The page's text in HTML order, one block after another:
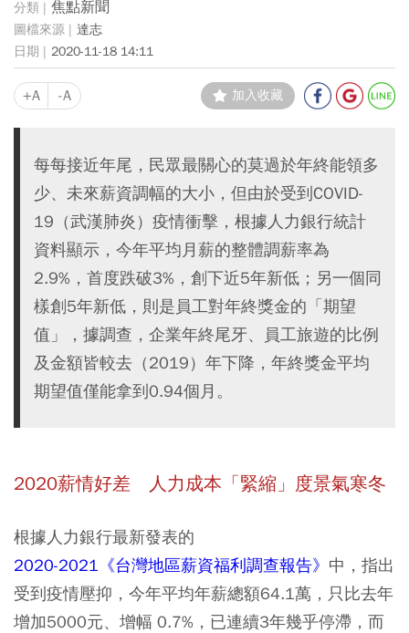
焦點新聞
達志
2020-11-18 14:11
+A -A 加入收藏
每每接近年尾，民眾最關心的莫過於年終能領多
少、未來薪資調幅的大小，但由於受到COVID-
19（武漢肺炎）疫情衝擊，根據人力銀行統計
資料顯示，今年平均月薪的整體調薪率為
2.9%，首度跌破3%，創下近5年新低；另一個同
樣創5年新低，則是員工對年終獎金的「期望
值」，據調查，企業年終尾牙、員工旅遊的比例
及金額皆較去（2019）年下降，年終獎金平均
期望值僅能拿到0.94個月。
2020薪情好差 人力成本「緊縮」度景氣寒冬
根據人力銀行最新發表的
2020-2021《台灣地區薪資福利調查報告》 中，指出
受到疫情壓抑，今年平均年薪總額64.1萬 ，只比去年
增加5000元、增幅 0.7%，已連續3年幾乎停滯，而